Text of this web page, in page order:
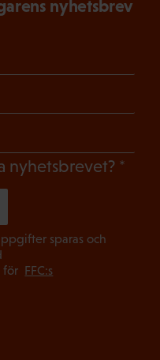
nyhetsbrev
nyhetsbrevet?
sparas och
för FFC:s